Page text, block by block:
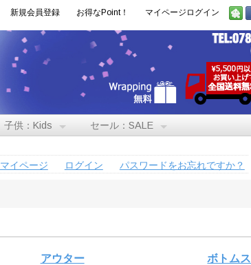
新規会員登録 お得なPoint！ マイページログイン
子供：Kids セール：SALE
マイページ ログイン パスワードをお忘れですか？
アウター ボトムス